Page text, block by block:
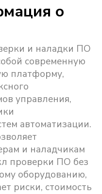
о
и наладки ПО
современную
платформу,
управления,
автоматизации.
и наладчикам
проверки ПО без
оборудованию,
риски, стоимость